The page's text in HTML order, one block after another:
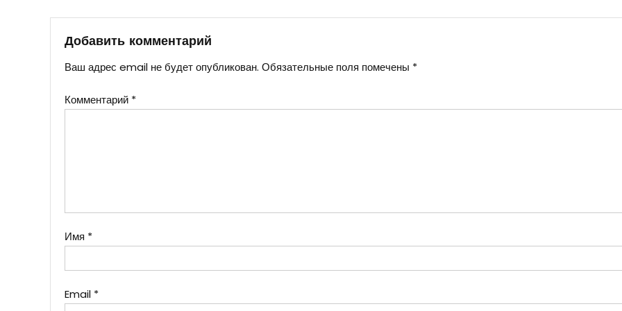
по
записям
Добавить комментарий
Ваш адрес email не будет опубликован. Обязательные поля помечены *
Комментарий *
Имя *
Email *